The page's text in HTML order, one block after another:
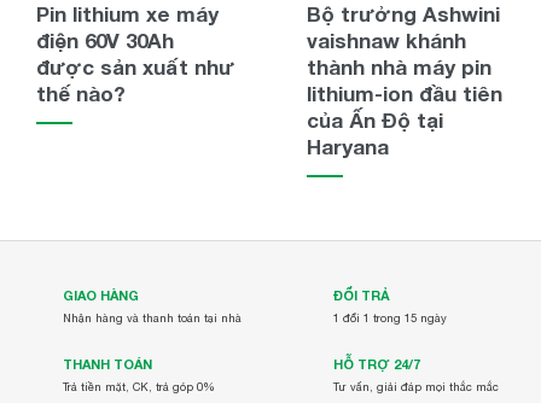
Pin lithium xe máy
điện 60V 30Ah
được sản xuất như
thế nào?
Bộ trưởng Ashwini
vaishnaw khánh
thành nhà máy pin
lithium-ion đầu tiên
của Ấn Độ tại
Haryana
GIAO HÀNG
Nhận hàng và thanh toán tại nhà
ĐỔI TRẢ
1 đổi 1 trong 15 ngày
THANH TOÁN
Trả tiền mặt, CK, trả góp 0%
HỖ TRỢ 24/7
Tư vấn, giải đáp mọi thắc mắc